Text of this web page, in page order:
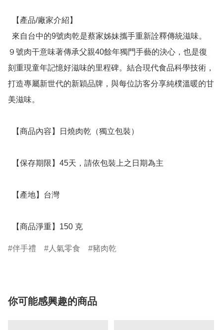
９號肉干意味著傳承父親40餘年獨門手藝的決心，也是復
刻重現童年記憶好滋味的里程碑。結合現代食品科學技術，
打造專屬新世代的新穎品牌，與每位訪客分享純樸溫暖的甘
美滋味。
  【商品淨重】150 克
伴手禮 人氣零食 豬肉乾
你可能感興趣的商品